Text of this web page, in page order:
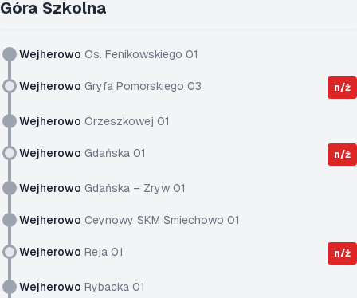
Góra Szkolna
Wejherowo Os. Fenikowskiego 01
Wejherowo Gryfa Pomorskiego 03 n/ż
Wejherowo Orzeszkowej 01
Wejherowo Gdańska 01 n/ż
Wejherowo Gdańska – Zryw 01
Wejherowo Ceynowy SKM Śmiechowo 01
Wejherowo Reja 01 n/ż
Wejherowo Rybacka 01